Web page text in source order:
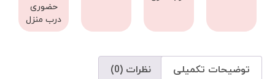
حضوری
درب منزل
توضیحات تکمیلی نظرات (0)